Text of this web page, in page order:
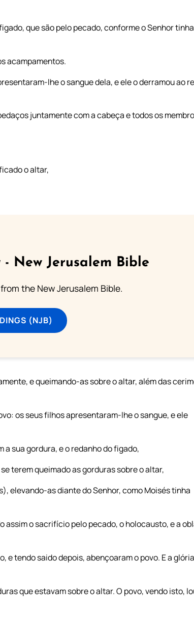
que são pelo pecado, conforme o Senhor tinha
acampamentos.
lhe o sangue dela, e ele o derramou ao
juntamente com a cabeça e todos os
o altar,
New Jerusalem Bible
the New Jerusalem Bible.
(NJB)
e queimando-as sobre o altar, além das
os seus filhos apresentaram-lhe o sangue, e ele
a sua gordura, e o redanho do figado,
terem queimado as gorduras sobre o altar,
elevando-as diante do Senhor, como Moisés tinha
assim o sacrifício pelo pecado, o holocausto, e a
tendo saido depois, abençoaram o povo. E a
que estavam sobre o altar. O povo, vendo isto,